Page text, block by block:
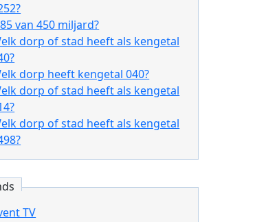
van 450 miljard?
dorp of stad heeft als kengetal
dorp heeft kengetal 040?
dorp of stad heeft als kengetal
dorp of stad heeft als kengetal
TV